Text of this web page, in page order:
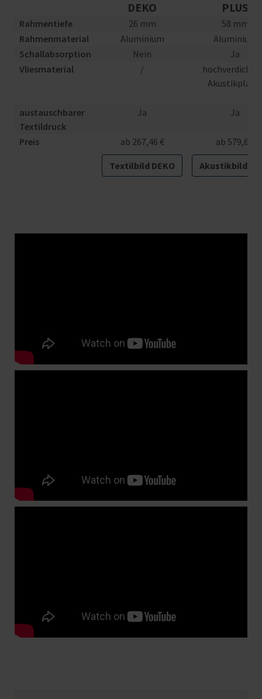
DEKO PLUS
Rahmentiefe 26 mm
58 mm
Rahmenmaterial
Aluminium
Aluminium
Schallabsorption
Nein
Ja
Vliesmaterial
/
austauschbarer
Textildruck
Ja Ja
Preis ab 267,46 € ab 579,6 €
Textilbild DEKO Akustikbild